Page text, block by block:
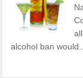
alcohol ban would...